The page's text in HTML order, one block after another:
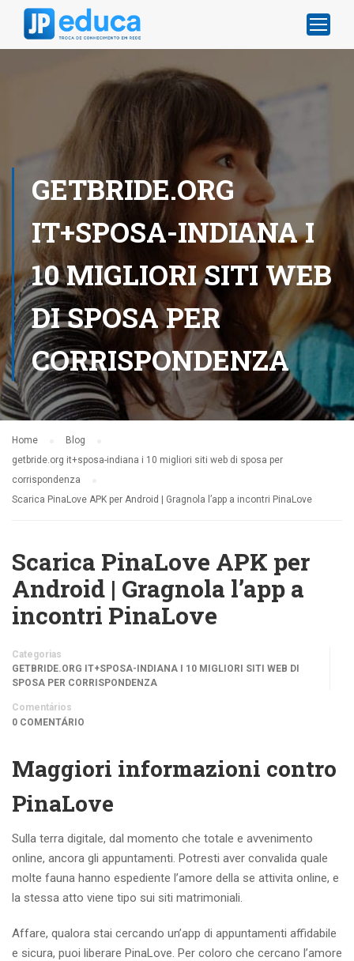
GETBRIDE.ORG
IT+SPOSA-INDIANA I
10 MIGLIORI SITI WEB
DI SPOSA PER
CORRISPONDENZA
Home
Blog
getbride.org it+sposa-indiana i 10 migliori siti web di sposa per
corrispondenza
Scarica PinaLove APK per Android | Gragnola l’app a incontri PinaLove
Scarica PinaLove APK per
Android | Gragnola l’app a
incontri PinaLove
Categorias
GETBRIDE.ORG IT+SPOSA-INDIANA I 10 MIGLIORI SITI WEB DI
SPOSA PER CORRISPONDENZA
Comentários
0 COMENTÁRIO
Maggiori informazioni contro
PinaLove
Sulla terra digitale, dal momento che totale e avvenimento
online, ancora gli appuntamenti. Potresti aver convalida quale
molte fauna hanno espediente l’amore della se attivita online, e
la stessa atto viene tipo sui siti matrimoniali.
Affare, qualora stai cercando un’app di appuntamenti affidabile
e sicura, puoi liberare PinaLove. Per coloro che cercano l’amore